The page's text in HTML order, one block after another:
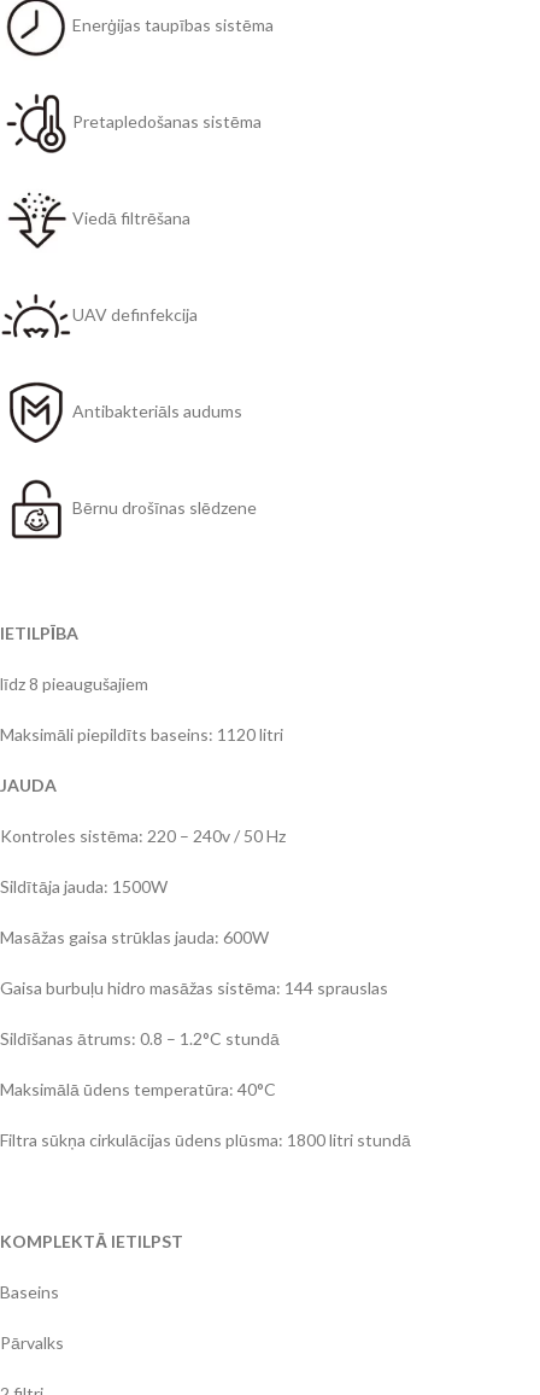
Enerģijas taupības sistēma
Pretapledošanas sistēma
Viedā filtrēšana
UAV definfekcija
Antibakteriāls audums
Bērnu drošīnas slēdzene
IETILPĪBA
līdz 8 pieaugušajiem
Maksimāli piepildīts baseins: 1120 litri
JAUDA
Kontroles sistēma: 220 – 240v / 50 Hz
Sildītāja jauda: 1500W
Masāžas gaisa strūklas jauda: 600W
Gaisa burbuļu hidro masāžas sistēma: 144 sprauslas
Sildīšanas ātrums: 0.8 – 1.2°C stundā
Maksimālā ūdens temperatūra: 40°C
Filtra sūkņa cirkulācijas ūdens plūsma: 1800 litri stundā
KOMPLEKTĀ IETILPST
Baseins
Pārvalks